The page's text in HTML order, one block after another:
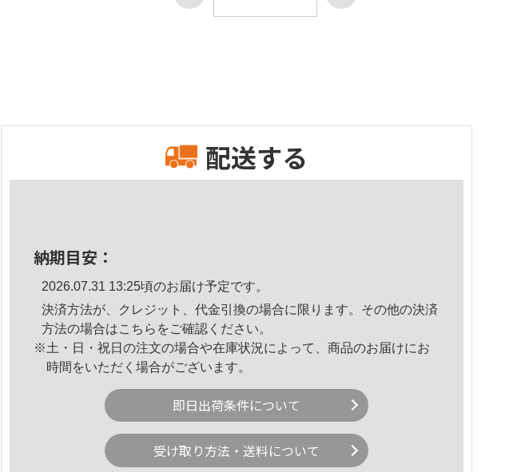
配送する
納期目安：
2026.07.31 13:25頃のお届け予定です。
決済方法が、クレジット、代金引換の場合に限ります。その他の決済
方法の場合はこちら をご確認ください。
※土・日・祝日の注文の場合や在庫状況によって、商品のお届けにお
時間をいただく場合がございます。
即日出荷条件について
受け取り方法・送料について